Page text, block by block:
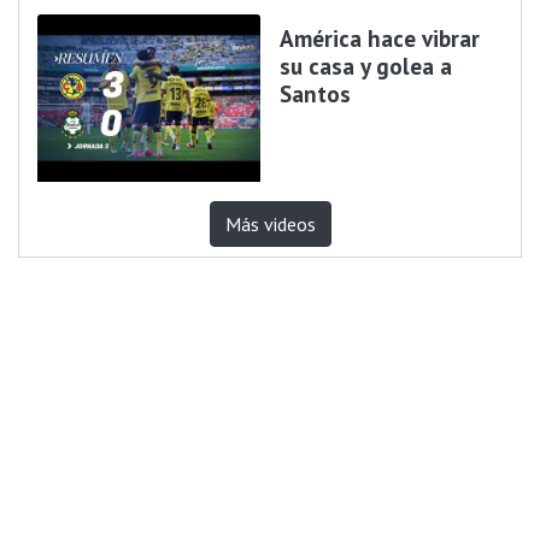
América hace vibrar
su casa y golea a
Santos
Más videos